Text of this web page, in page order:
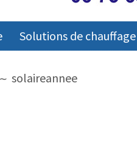
Solutions de chauffage
solaireannee